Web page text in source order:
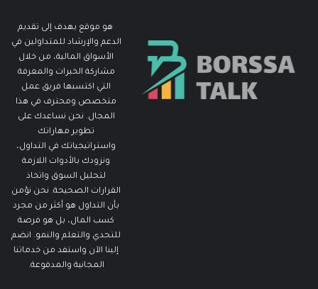
هو موقع يهدف إلى تقديم
الدعم والإرشاد للمتداولين في
الأسواق المالية، من خلال
مشاركة الخبرات والمعرفة
التي اكتسبها فريق عمل
متخصص ومحترف في هذا
المجال. نحن نساعدك على
تطوير مهاراتك
واستراتيجياتك في التداول،
ونزودك بالأدوات اللازمة
لتحليل السوق واتخاذ
القرارات الصحيحة. نحن نؤمن
بأن التداول هو أكثر من مجرد
كسب المال، بل هو فرصة
للتحدي والتعلم والنمو. انضم
إلينا الآن واستفد من خدماتنا
المجانية والمدفوعة.